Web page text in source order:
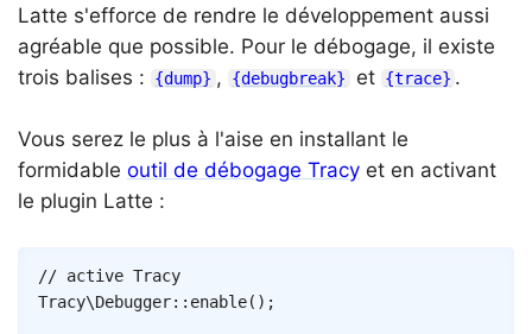
Latte s'efforce de rendre le développement aussi
agréable que possible. Pour le débogage, il existe
trois balises :
{dump} , {debugbreak} et {trace} .
Vous serez le plus à l'aise en installant le
formidable outil de débogage Tracy et en activant
le plugin Latte :
// active Tracy
Tracy\Debugger:: enable( ) ;